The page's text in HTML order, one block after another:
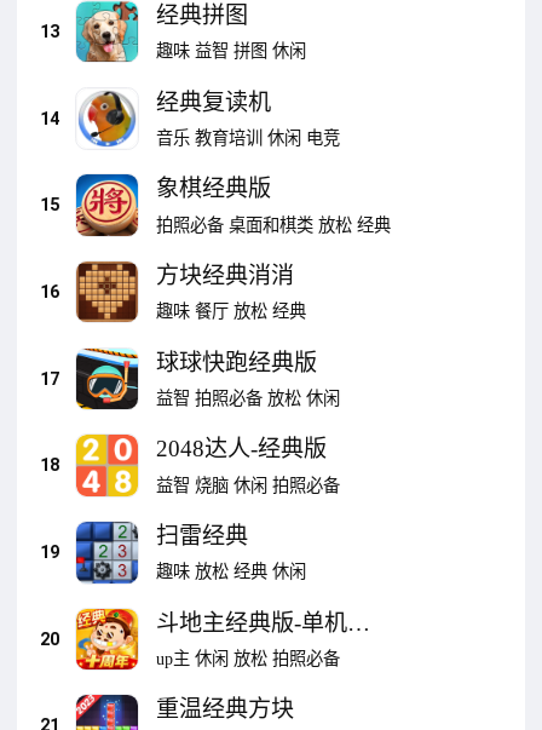
13
经典拼图
趣味 益智 拼图 休闲
14
经典复读机
音乐 教育培训 休闲 电竞
15
象棋经典版
拍照必备 桌面和棋类 放松 经典
16
方块经典消消
趣味 餐厅 放松 经典
17
球球快跑经典版
益智 拍照必备 放松 休闲
18
2048达人-经典版
益智 烧脑 休闲 拍照必备
19
扫雷经典
趣味 放松 经典 休闲
20
斗地主经典版-单机经
典斗地主
up主 休闲 放松 拍照必备
21
重温经典方块